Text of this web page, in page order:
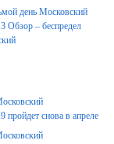
день Московский
Обзор – беспредел
пройдет снова в апреле